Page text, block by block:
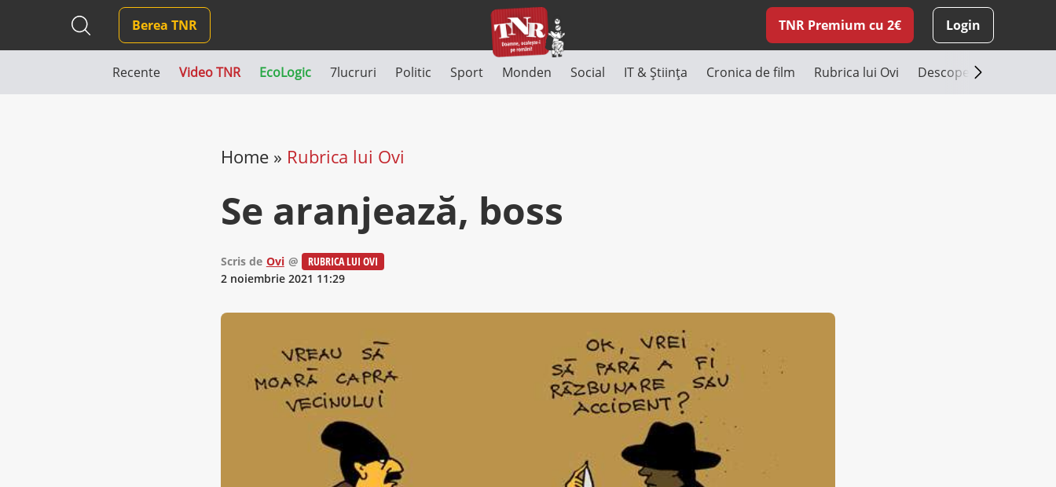
Berea TNR TNR Premium cu 2€ Login
Recente Video TNR EcoLogic 7lucruri Politic Sport Monden Social IT & Știința Cronica de film Rubrica lui Ovi Descoperă România
Home» Rubrica lui Ovi
Se aranjează, boss
Scris de Ovi @
RUBRICA LUI OVI
2 noiembrie 2021 11:29